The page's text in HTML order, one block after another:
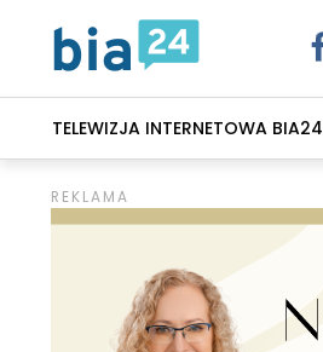
TELEWIZJA INTERNETOWA BIA24